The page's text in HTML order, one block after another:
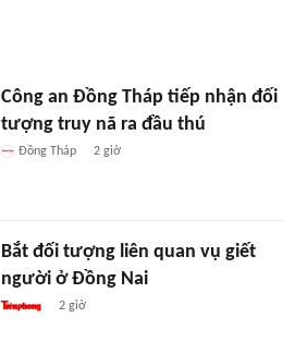
Công an Đồng Tháp tiếp nhận đối
tượng truy nã ra đầu thú
Đồng Tháp 2 giờ
Bắt đối tượng liên quan vụ giết
người ở Đồng Nai
2 giờ